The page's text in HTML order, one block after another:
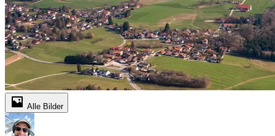
Alle Bilder